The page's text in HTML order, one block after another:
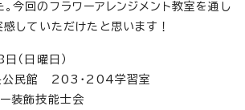
今回のフラワーアレンジメント教室を通し
していただけたと思います！
（日曜日）
公民館 203・204学習室
装飾技能士会